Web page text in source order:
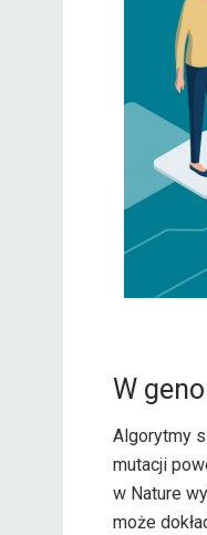
W
Algorytmy
mutacji
w Nature
może